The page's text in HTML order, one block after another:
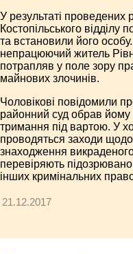
У результаті проведених
Костопільського відділу
та встановили його
непрацюючий житель
потрапляв у поле зору
майнових злочинів.
Чоловікові повідомили
районний суд обрав йому
тримання під вартою. У
проводяться заходи
знаходження
перевіряють
інших кримінальних
21.12.2017